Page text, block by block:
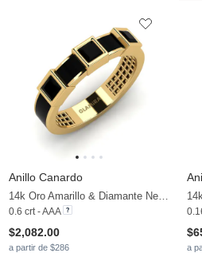
Anillo Canardo
0.6 crt - AAA
$2,082.00
a partir de $286 a